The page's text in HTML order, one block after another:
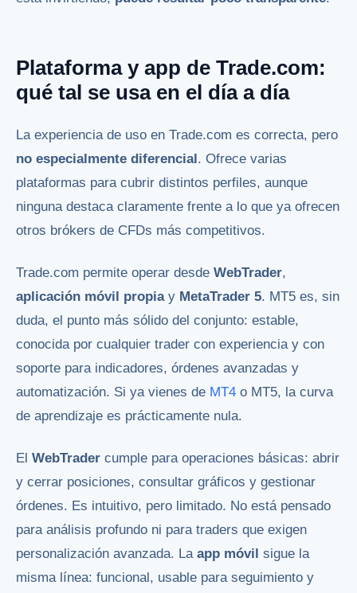
Plataforma y app de Trade.com:
qué tal se usa en el día a día
La experiencia de uso en Trade.com es correcta, pero
no especialmente diferencial . Ofrece varias
plataformas para cubrir distintos perfiles, aunque
ninguna destaca claramente frente a lo que ya ofrecen
otros brókers de CFDs más competitivos.
Trade.com permite operar desde WebTrader,
aplicación móvil propiay MetaTrader 5. MT5 es, sin
duda, el punto más sólido del conjunto: estable,
conocida por cualquier trader con experiencia y con
soporte para indicadores, órdenes avanzadas y
automatización. Si ya vienes de MT4 o MT5, la curva
de aprendizaje es prácticamente nula.
El WebTrader cumple para operaciones básicas: abrir
y cerrar posiciones, consultar gráficos y gestionar
órdenes. Es intuitivo, pero limitado. No está pensado
para análisis profundo ni para traders que exigen
personalización avanzada. La app móvil sigue la
misma línea: funcional, usable para seguimiento y